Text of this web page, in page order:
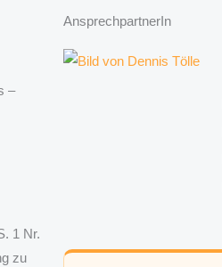
–
1 Nr.
zu
AnsprechpartnerIn